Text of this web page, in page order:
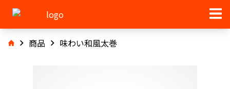
商品 味わい和風太巻